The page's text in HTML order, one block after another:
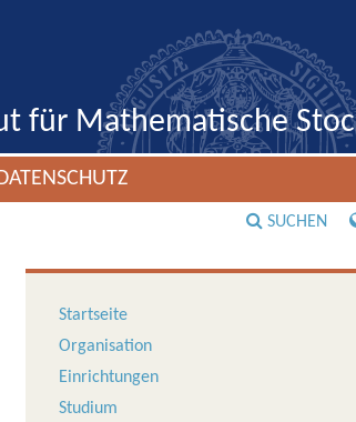
für Mathematische
SUCHEN
Startseite
Organisation
Einrichtungen
Studium